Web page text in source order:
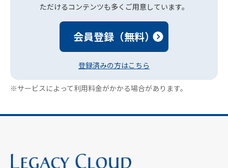
ただけるコンテンツも多くご用意しています。
会員登録（無料）
登録済みの方はこちら
※サービスによって利用料金がかかる場合があります。